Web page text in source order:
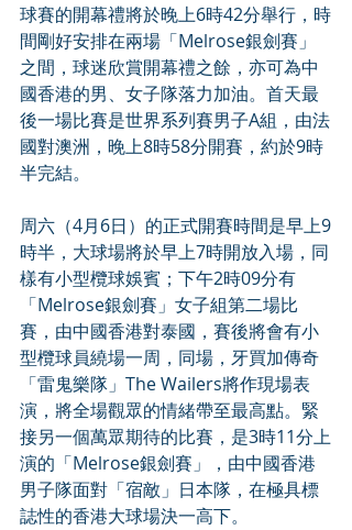
球賽的開幕禮將於晚上6時42分舉行，時
間剛好安排在兩場「Melrose銀劍賽」
之間，球迷欣賞開幕禮之餘，亦可為中
國香港的男、女子隊落力加油。首天最
後一場比賽是世界系列賽男子A組，由法
國對澳洲，晚上8時58分開賽，約於9時
半完結。
周六（4月6日）的正式開賽時間是早上9
時半，大球場將於早上7時開放入場，同
樣有小型欖球娛賓；下午2時09分有
「Melrose銀劍賽」女子組第二場比
賽，由中國香港對泰國，賽後將會有小
型欖球員繞場一周，同場，牙買加傳奇
「雷鬼樂隊」The Wailers將作現場表
演，將全場觀眾的情緒帶至最高點。緊
接另一個萬眾期待的比賽，是3時11分上
演的「Melrose銀劍賽」，由中國香港
男子隊面對「宿敵」日本隊，在極具標
誌性的香港大球場決一高下。